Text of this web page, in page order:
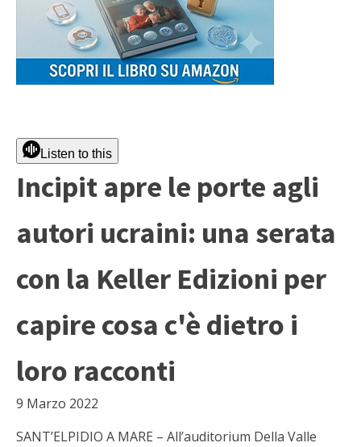
Listen to this
Incipit apre le porte agli
autori ucraini: una serata
con la Keller Edizioni per
capire cosa c'è dietro i
loro racconti
9 Marzo 2022
SANT’ELPIDIO A MARE – All’auditorium Della Valle